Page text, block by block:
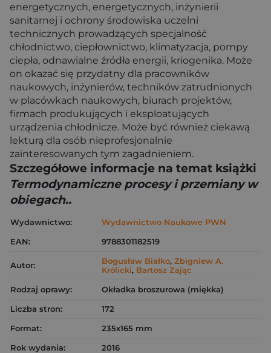
energetycznych, energetycznych, inżynierii
sanitarnej i ochrony środowiska uczelni
technicznych prowadzących specjalność
chłodnictwo, ciepłownictwo, klimatyzacja, pompy
ciepła, odnawialne źródła energii, kriogenika. Może
on okazać się przydatny dla pracowników
naukowych, inżynierów, techników zatrudnionych
w placówkach naukowych, biurach projektów,
firmach produkujących i eksploatujących
urządzenia chłodnicze. Może być również ciekawą
lekturą dla osób nieprofesjonalnie
zainteresowanych tym zagadnieniem.
Szczegółowe informacje na temat książki
Termodynamiczne procesy i przemiany w
obiegach..
Wydawnictwo:
Wydawnictwo Naukowe PWN
EAN:
9788301182519
Autor: Bogusław Białko, Zbigniew A.
Królicki, Bartosz Zając
Rodzaj oprawy:
Okładka broszurowa (miękka)
Liczba stron:
172
Format:
235x165 mm
Rok wydania:
2016